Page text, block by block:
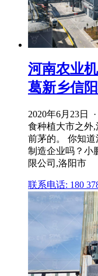
河南农业
葛新乡信
2020年6月23日
食种植大市之外
前茅的。 你知
制造企业吗？小
限公司,洛阳市
联系电话: 180